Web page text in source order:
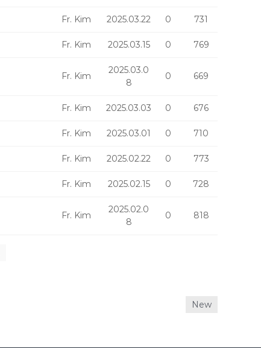
Fr. Kim 2025.03.22 0 731
Fr. Kim 2025.03.15 0 769
Fr. Kim
2025.03.0
8
0 669
Fr. Kim 2025.03.03 0 676
Fr. Kim 2025.03.01 0 710
Fr. Kim 2025.02.22 0 773
Fr. Kim 2025.02.15 0 728
Fr. Kim
2025.02.0
8
0 818
New